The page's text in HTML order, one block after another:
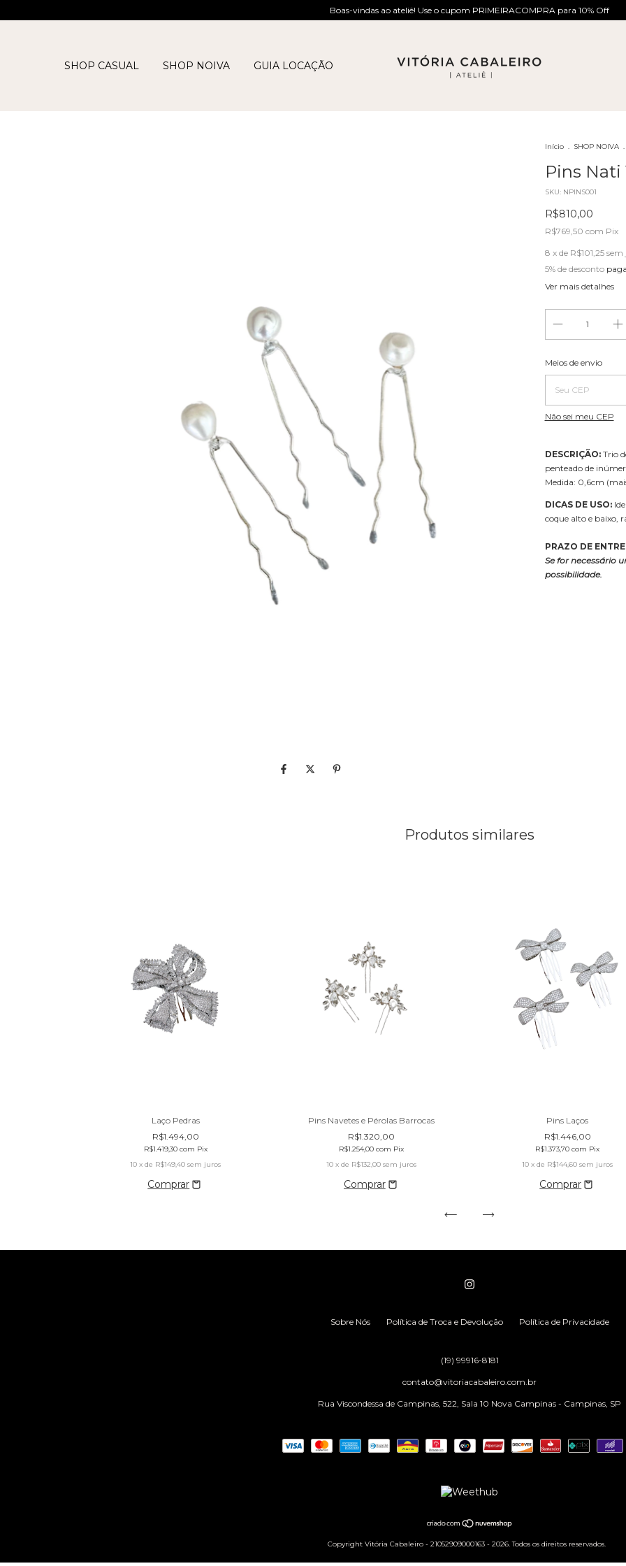
Boas-vindas ao ateliê! Use o cupom PRIMEIRACOMPRA para 10% Off
SHOP CASUAL SHOP NOIVA GUIA LOCAÇÃO
Início . SHOP NOIVA .
Pins Nati
SKU: NPINS001
R$810,00
R$769,50 com Pix
8 x de R$101,25 sem
5% de desconto
Ver mais detalhes
Entregas para o CEP:
Meios de envio
Não sei meu CEP
DESCRIÇÃO:Trio
penteado de
Medida: 0,6cm
DICAS DE USO:
coque alto e baixo,
PRAZO DE
Se for necessário
possibilidade.
Produtos similares
Laço Pedras
R$1.494,00
R$1.419,30 com Pix
10 x de R$149,40 sem juros
Pins Navetes e Pérolas Barrocas
R$1.320,00
R$1.254,00com Pix
10 x de R$132,00 sem juros
Pins Laços
R$1.446,00
R$1.373,70com Pix
10 x de R$144,60 sem juros
Sobre Nós Política de Troca e Devolução Política de Privacidade
(19) 99916-8181
contato@vitoriacabaleiro.com.br
Rua Viscondessa de Campinas, 522, Sala 10 Nova Campinas - Campinas, SP
Copyright Vitória Cabaleiro - 21052909000163 - 2026. Todos os direitos reservados.